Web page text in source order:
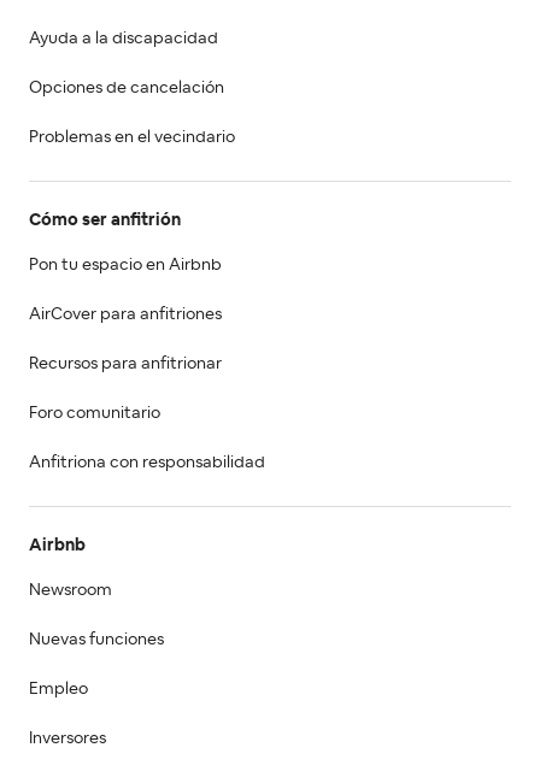
Ayuda a la discapacidad
Opciones de cancelación
Problemas en el vecindario
Cómo ser anfitrión
Pon tu espacio en Airbnb
AirCover para anfitriones
Recursos para anfitrionar
Foro comunitario
Anfitriona con responsabilidad
Airbnb
Newsroom
Nuevas funciones
Empleo
Inversores